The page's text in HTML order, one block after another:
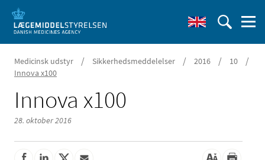
Medicinsk udstyr / Sikkerhedsmeddelelser / 2016 / 10 /
Innova x100
Innova x100
28. oktober 2016